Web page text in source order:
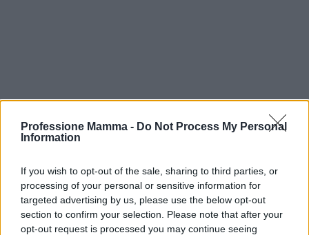
Professione Mamma - Do Not Process My Personal
Information
If you wish to opt-out of the sale, sharing to third parties, or
processing of your personal or sensitive information for
targeted advertising by us, please use the below opt-out
section to confirm your selection. Please note that after your
opt-out request is processed you may continue seeing
Continua a leggere